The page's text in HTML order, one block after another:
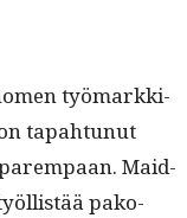
työ­markki­
tapah­tunut
Maid­
pako­